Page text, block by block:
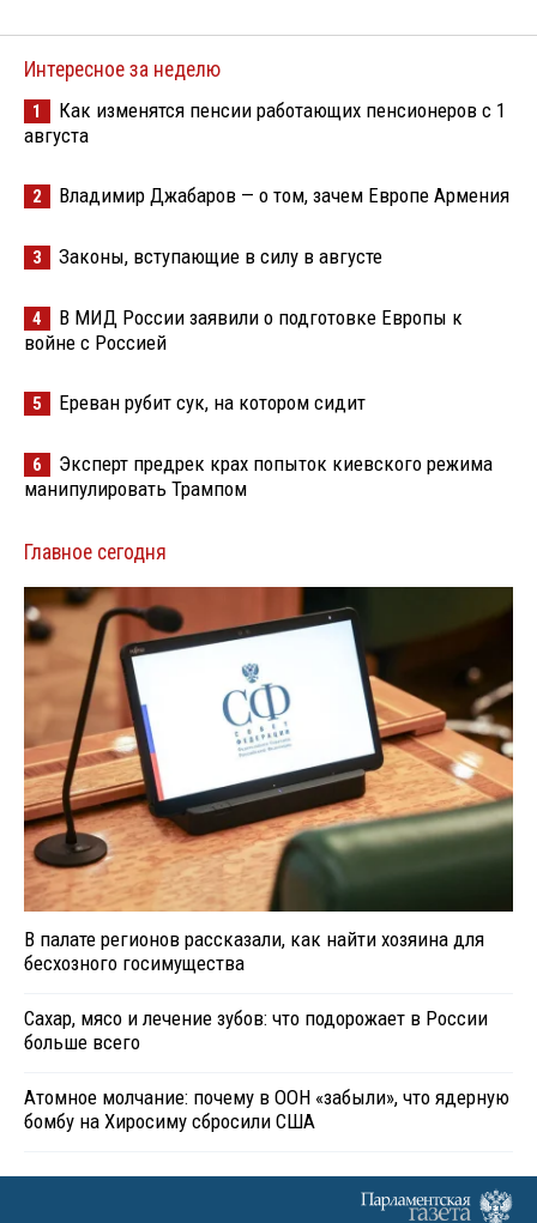
Интересное за неделю
1
Как изменятся пенсии работающих пенсионеров с 1
августа
2 Владимир Джабаров — о том, зачем Европе Армения
3 Законы, вступающие в силу в августе
4
В МИД России заявили о подготовке Европы к
войне с Россией
5 Ереван рубит сук, на котором сидит
6
Эксперт предрек крах попыток киевского режима
манипулировать Трампом
Главное сегодня
В палате регионов рассказали, как найти хозяина для
бесхозного госимущества
Сахар, мясо и лечение зубов: что подорожает в России
больше всего
Атомное молчание: почему в ООН «забыли», что ядерную
бомбу на Хиросиму сбросили США